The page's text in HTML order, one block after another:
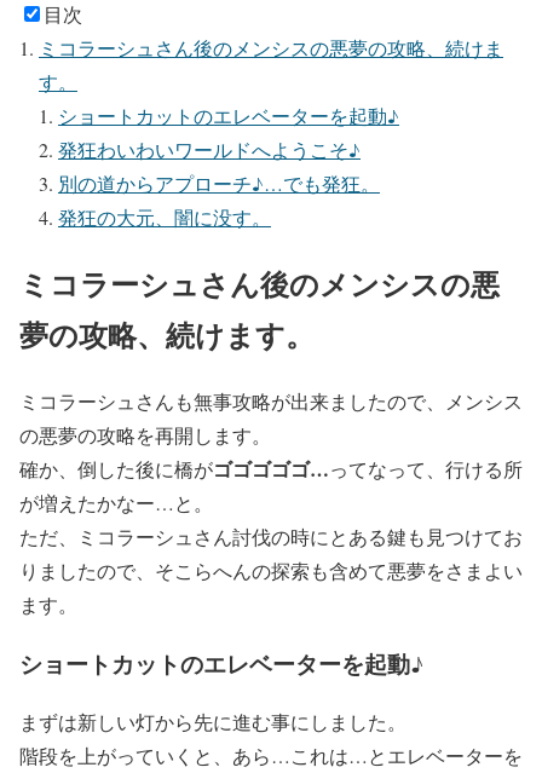
目次
ミコラーシュさん後のメンシスの悪夢の攻略、続けま
す。
ショートカットのエレベーターを起動♪
発狂わいわいワールドへようこそ♪
別の道からアプローチ♪…でも発狂。
発狂の大元、闇に没す。
ミコラーシュさん後のメンシスの悪
夢の攻略、続けます。
ミコラーシュさんも無事攻略が出来ましたので、メンシス
の悪夢の攻略を再開します。
確か、倒した後に橋がゴゴゴゴゴ…ってなって、行ける所
が増えたかなー…と。
ただ、ミコラーシュさん討伐の時にとある鍵も見つけてお
りましたので、そこらへんの探索も含めて悪夢をさまよい
ます。
ショートカットのエレベーターを起動♪
まずは新しい灯から先に進む事にしました。
階段を上がっていくと、あら…これは…とエレベーターを